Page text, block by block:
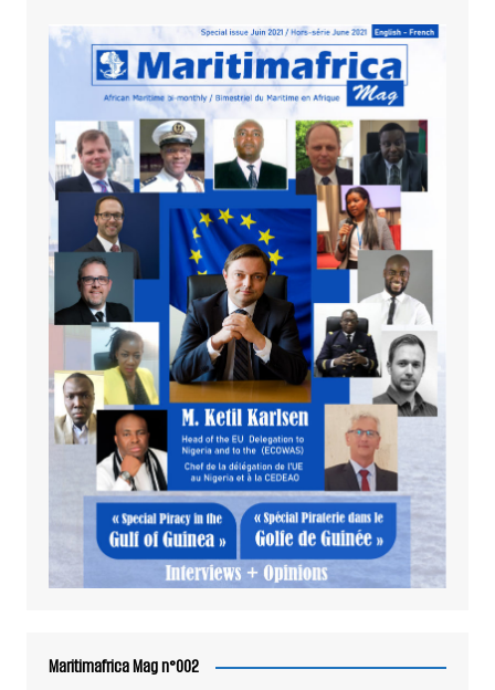
Maritimafrica Mag n°002